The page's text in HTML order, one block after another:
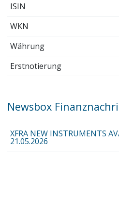
ISIN
WKN
Währung
Erstnotierung
Newsbox
XFRA NEW INSTRUMENTS
21.05.2026